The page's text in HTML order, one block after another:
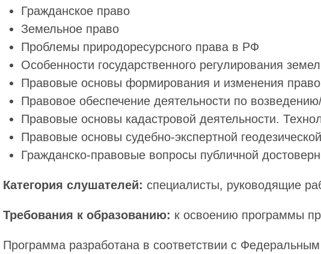
Гражданское право
Земельное право
Проблемы природоресурсного права в РФ
Особенности государственного регулирования
Правовые основы формирования и изменения
Правовое обеспечение деятельности по
Правовые основы кадастровой деятельности.
Правовые основы судебно-экспертной
Гражданско-правовые вопросы публичной
Категория слушателей: специалисты, руководящие
Требования к образованию: к освоению программы
Программа разработана в соответствии с